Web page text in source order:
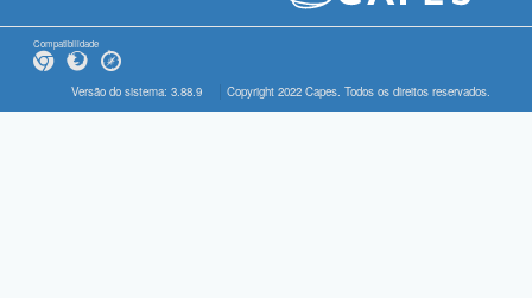
Compatibilidade
Versão do sistema: 3.88.9 Copyright 2022 Capes. Todos os direitos reservados.